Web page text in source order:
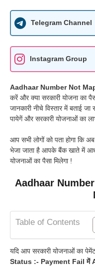
Telegram Channel
Instagram Group
Aadhaar Number Not
करें और क्या सरकारी योजना का
जानकारी नीचे विस्तार में बताई
पायेगें और सरकारी योजनाओं का
आप सभी लोगों को पता होगा कि
भेजा जाता है आपके बैंक खाते में
योजनाओं का पैसा मिलेगा !
Aadhaar
Table of Contents
यदि आप सरकारी योजनाओं का
Status :- Payment Fail में